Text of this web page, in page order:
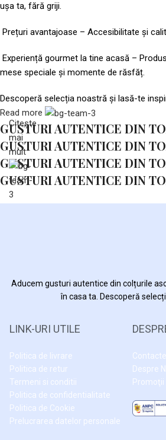
ușa ta, fără griji.
Prețuri avantajoase – Accesibilitate și
Experiență gourmet la tine acasă –
mese speciale și momente de răsfăț.
Descoperă selecția noastră și lasă-te
Read more
GUSTURI AUTENTICE DIN
GUSTURI AUTENTICE DIN
GUSTURI AUTENTICE DIN
GUSTURI AUTENTICE DIN
Citește
mai
mult
Aducem gusturi autentice din colțurile
în casa ta. Descoperă
LINK-URI UTILE
Politica de livrare
Politica de retur
Termeni si conditii
Politica de confidentialitate
Politica de Cookie
Prelucrarea datelor personale
Despre
Promoţii